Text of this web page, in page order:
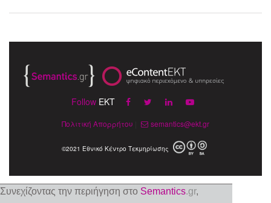
Συνεχίζοντας την περιήγηση στο Semantics.gr,
Follow EKT
Πολιτική Απορρήτου semantics@ekt.gr
©2021 Εθνικό Κέντρο Τεκμηρίωσης